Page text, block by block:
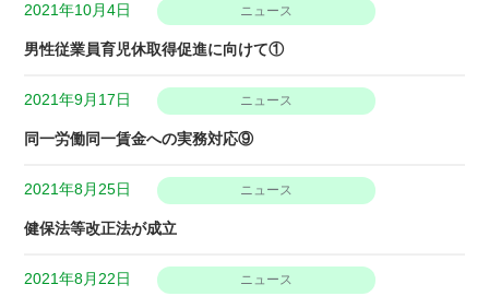
2021年10月4日 ニュース
男性従業員育児休取得促進に向けて①
2021年9月17日 ニュース
同一労働同一賃金への実務対応⑨
2021年8月25日 ニュース
健保法等改正法が成立
2021年8月22日 ニュース